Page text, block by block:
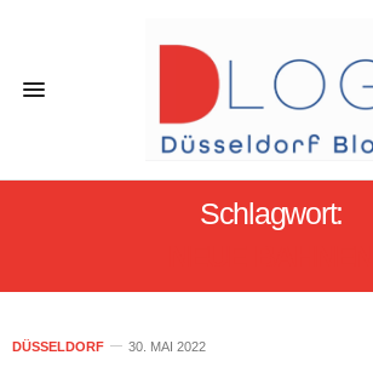
Schlagwort:
DÜSSELDORF 30. MAI 2022